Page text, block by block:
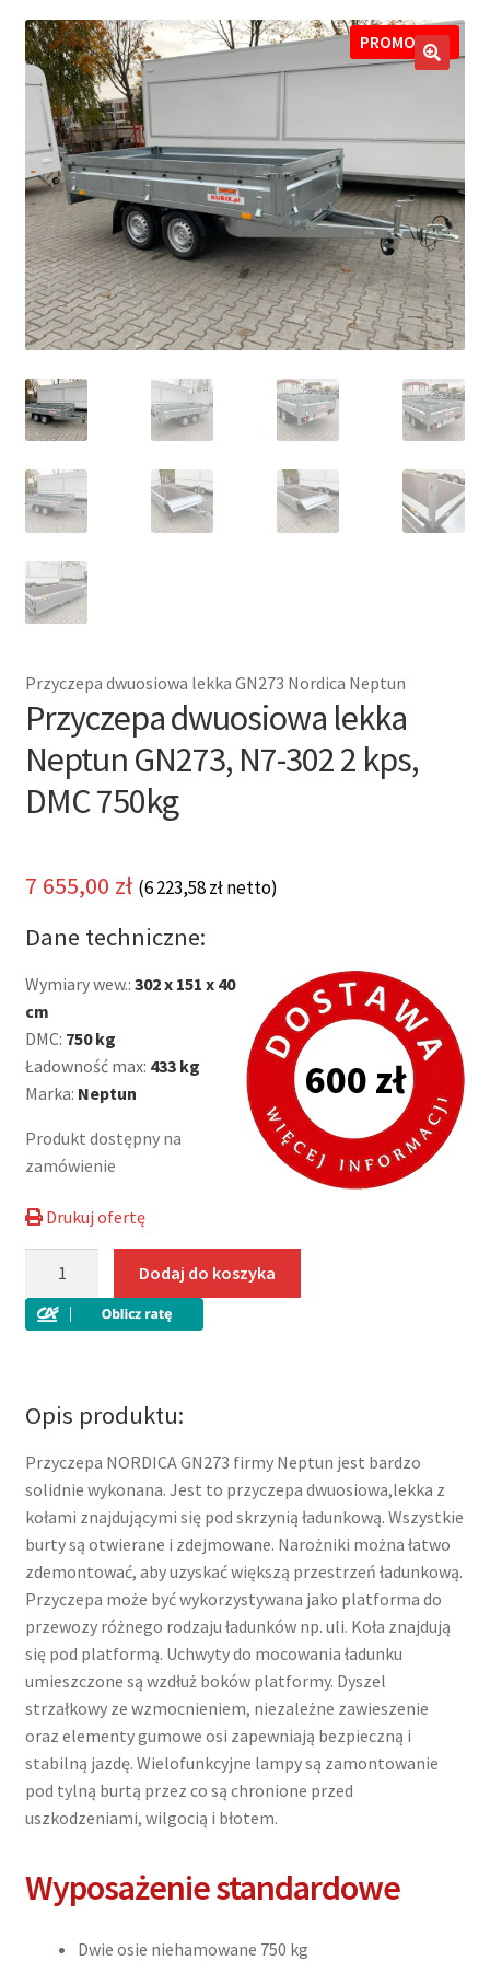
Nowości
Promocje
Kontakt
Przyczepa dwuosiowa lekka GN273 Nordica Neptun
Przyczepa dwuosiowa lekka
Neptun GN273, N7-302 2 kps,
DMC 750kg
7 655,00 zł (6 223,58złnetto)
Dane techniczne:
600 zł
Wymiary wew.: 302 x 151 x 40
cm
DMC: 750 kg
Ładowność max: 433 kg
Marka: Neptun
Produkt dostępny na
zamówienie
Drukuj ofertę
dwuosiowa
N7-
302
kps,
DMC
750kg
Dodaj do koszyka
Opis produktu:
Przyczepa NORDICA GN273 firmy Neptun jest bardzo
solidnie wykonana. Jest to przyczepa dwuosiowa,lekka z
kołami znajdującymi się pod skrzynią ładunkową. Wszystkie
burty są otwierane i zdejmowane. Narożniki można łatwo
zdemontować, aby uzyskać większą przestrzeń ładunkową.
Przyczepa może być wykorzystywana jako platforma do
przewozy różnego rodzaju ładunków np. uli. Koła znajdują
się pod platformą. Uchwyty do mocowania ładunku
umieszczone są wzdłuż boków platformy. Dyszel
strzałkowy ze wzmocnieniem, niezależne zawieszenie
oraz elementy gumowe osi zapewniają bezpieczną i
stabilną jazdę. Wielofunkcyjne lampy są zamontowanie
pod tylną burtą przez co są chronione przed
uszkodzeniami, wilgocią i błotem.
Wyposażenie standardowe
Dwie osie niehamowane 750 kg
PROMOCJA!